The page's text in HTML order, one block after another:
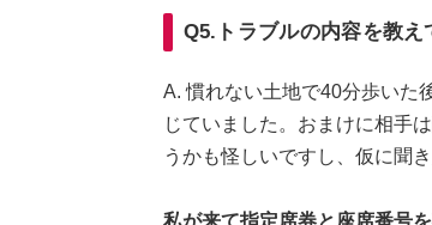
Q5.トラブルの内容を教え
A. 慣れない土地で40分歩いた
じていました。おまけに相手
うかも怪しいですし、仮に聞
私が来て指定席券と座席番号